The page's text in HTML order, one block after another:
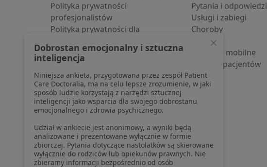
Polityka prywatności
profesjonalistów
Polityka prywatności dla
pozyskaliśmy samodzielnie
Polityka cookies
Jak działają wyniki wyszukiwania
Dostępność
O nas
Praca Rekrutujemy!
Partnerzy
Centrum prasowe
Kontakt
Pytania i odpowiedzi
Usługi i zabiegi
Choroby
Pomoc
Aplikacje mobilne
Blog dla pacjentów
Dobrostan emocjonalny i sztuczna
inteligencja
Niniejsza ankieta, przygotowana przez zespół Patient
Care Doctoralia, ma na celu lepsze zrozumienie, w jaki
sposób ludzie korzystają z narzędzi sztucznej
inteligencji jako wsparcia dla swojego dobrostanu
emocjonalnego i zdrowia psychicznego.
Udział w ankiecie jest anonimowy, a wyniki będą
analizowane i prezentowane wyłącznie w formie
zbiorczej. Pytania dotyczące nastolatków są skierowane
wyłącznie do rodziców lub opiekunów prawnych. Nie
zbieramy informacji bezpośrednio od osób